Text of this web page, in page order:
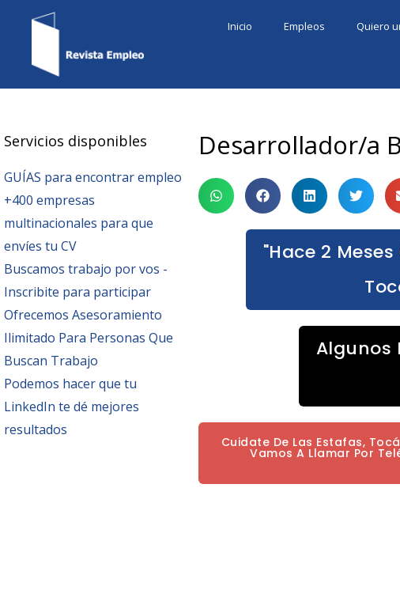
Inicio Empleos Quiero
Servicios disponibles
GUÍAS para encontrar empleo
+400 empresas
multinacionales para que
envíes tu CV
Buscamos trabajo por vos -
Inscribite para participar
Ofrecemos Asesoramiento
Ilimitado Para Personas Que
Buscan Trabajo
Podemos hacer que tu
LinkedIn te dé mejores
resultados
Desarrollador/a
"Hace 2
Algunos
Cuidate De Las Estafas,
Vamos A Llamar Por